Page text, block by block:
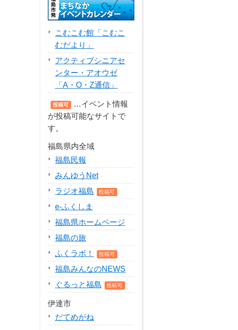
こむこむ館「こむこ
むだより」
アクティブシニアセ
ンター・アオウゼ
「A・O・Z通信」
投稿可
…イベント情報
が投稿可能なサイトで
す。
福島県内全域
福島民報
みんゆうNet
ラジオ福島
投稿可
e-ふくしま
福島県ホームページ
福島の旅
ふくラボ！
投稿可
福島みんなのNEWS
ぐるっと福島
投稿可
伊達市
だてめがね